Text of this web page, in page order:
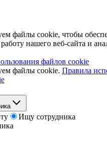
файлы cookie, чтобы
нашего веб-сайта и
файлов cookie
файлы cookie. Правила
Ищу сотрудника